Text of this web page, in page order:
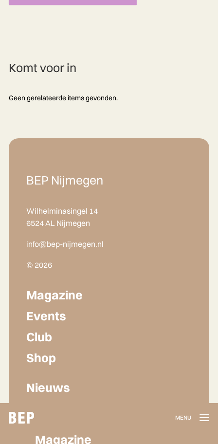
Magazine
Komt voor in
Geen gerelateerde items gevonden.
BEP Nijmegen
Wilhelminasingel 14
6524 AL Nijmegen
info@bep-nijmegen.nl
© 2026
Magazine
Events
Club
Shop
Nieuws
Lidmaatschap
Herroepen